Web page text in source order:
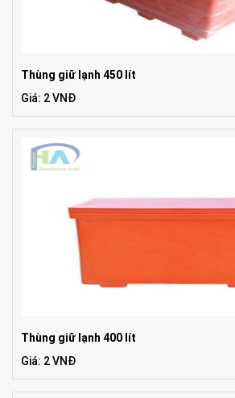
Thùng giữ lạnh 450 lít
Giá: 2 VNĐ
Thùng giữ lạnh 400 lít
Giá: 2 VNĐ